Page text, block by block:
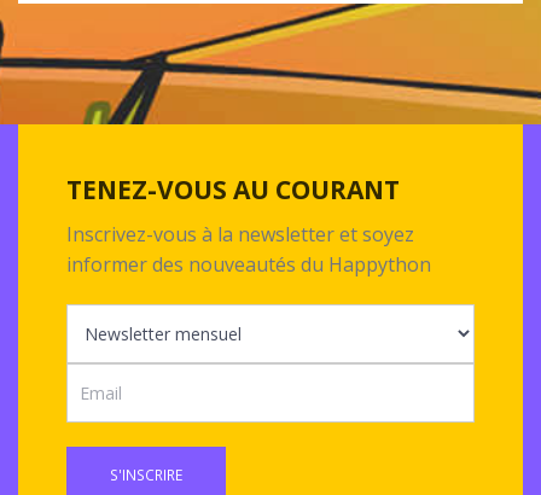
TENEZ-VOUS AU COURANT
Inscrivez-vous à la newsletter et soyez
informer des nouveautés du Happython
S'INSCRIRE